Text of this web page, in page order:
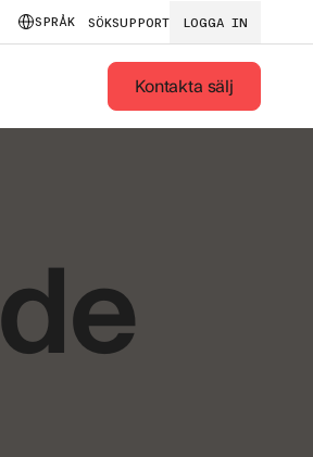
SPRÅK SÖKSUPPORT LOGGA IN
Kontakta sälj